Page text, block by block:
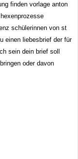
finden vorlage anton
schülerinnen von st
einen liebesbrief der für
sein dein brief soll
oder davon